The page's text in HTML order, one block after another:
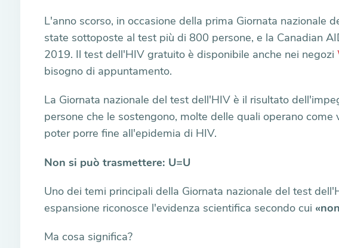
L'anno scorso, in occasione della prima Giornata nazionale
state sottoposte al test più di 800 persone, e la Canadian
2019. Il test dell'HIV gratuito è disponibile anche nei negozi
bisogno di appuntamento.
La Giornata nazionale del test dell'HIV è il risultato
persone che le sostengono, molte delle quali operano
poter porre fine all'epidemia di HIV.
Non si può trasmettere: U=U
Uno dei temi principali della Giornata nazionale del test
espansione riconosce l'evidenza scientifica secondo cui
Ma cosa significa?